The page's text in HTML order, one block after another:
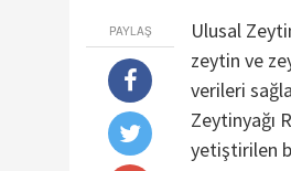
PAYLAŞ
Ulusal
zeytin ve
verileri
Zeytinyağı
yetiştirilen